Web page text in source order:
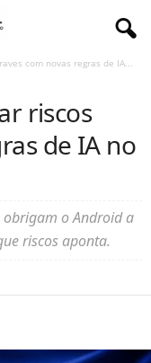
com novas regras de IA...
riscos
de IA no
obrigam o Android a
riscos aponta.